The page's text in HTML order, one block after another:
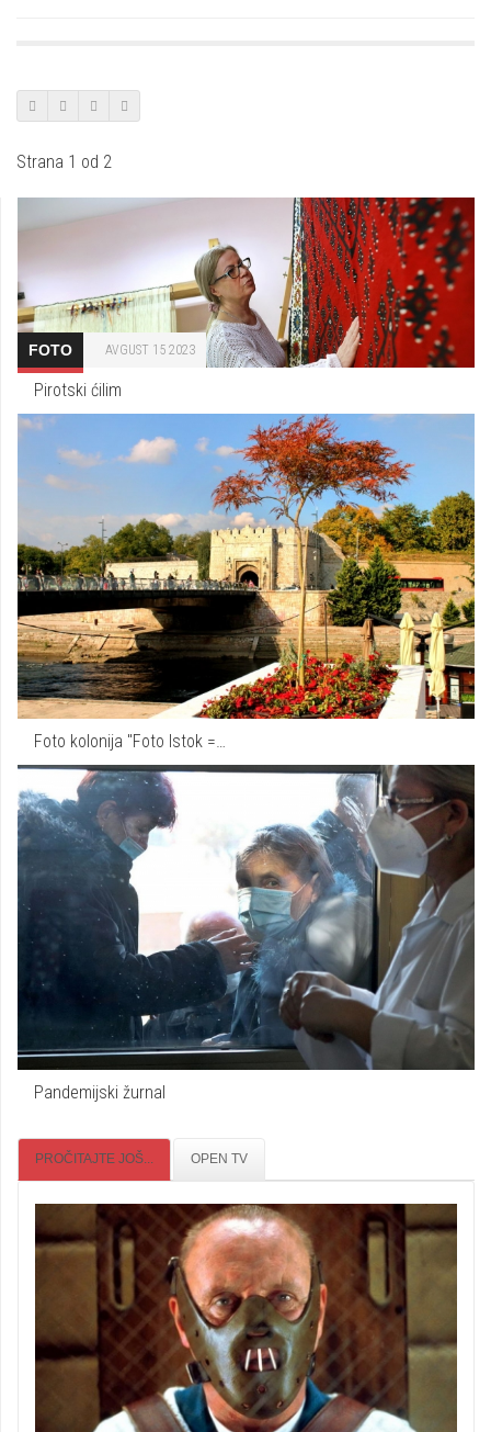
Strana 1 od 2
FOTO AVGUST 15 2023
Pirotski ćilim
Foto kolonija "Foto Istok =…
Pandemijski žurnal
PROČITAJTE JOŠ... OPEN TV